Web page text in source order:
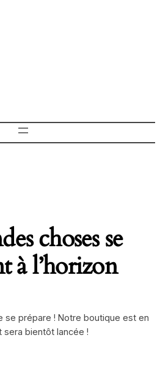
choses se
à l’horizon
se prépare ! Notre boutique est en
sera bientôt lancée !